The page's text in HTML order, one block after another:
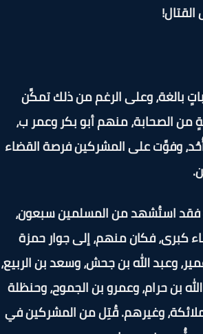
وعلى الرغم من ذلك تمكَّن
منهم أبو بكر وعمر ب،
وفوَّت على المشركين فرصة القضاء
استُشهد من المسلمين سبعون،
فكان منهم، إلى جوار حمزة
وعبد الله بن جحش، وسعد بن الربيع،
بن حرام، وعمرو بن الجموح، وحنظلة
وغيرهم. قُتِل من المشركين في